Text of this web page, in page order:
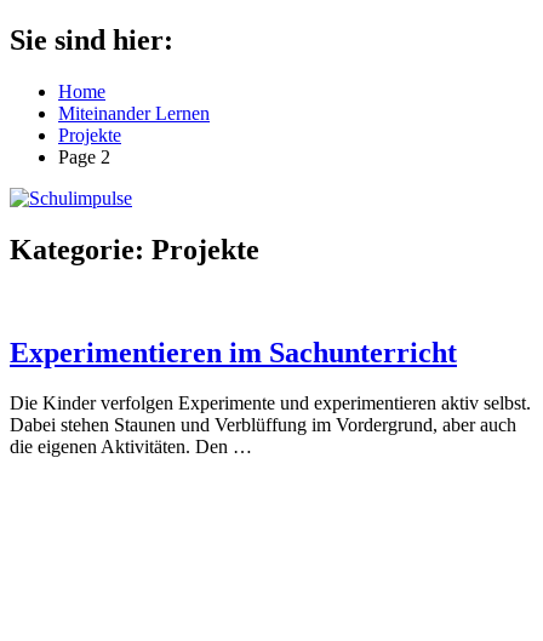
Zum
Inhalt
Schulimpulse
für
Grundschule
Sie sind hier:
Home
Miteinander Lernen
Projekte
Page 2
Kategorie: Projekte
Experimentieren im Sachunterricht
Die Kinder verfolgen Experimente und experimentieren aktiv selbst.
Dabei stehen Staunen und Verblüffung im Vordergrund, aber auch
die eigenen Aktivitäten. Den …